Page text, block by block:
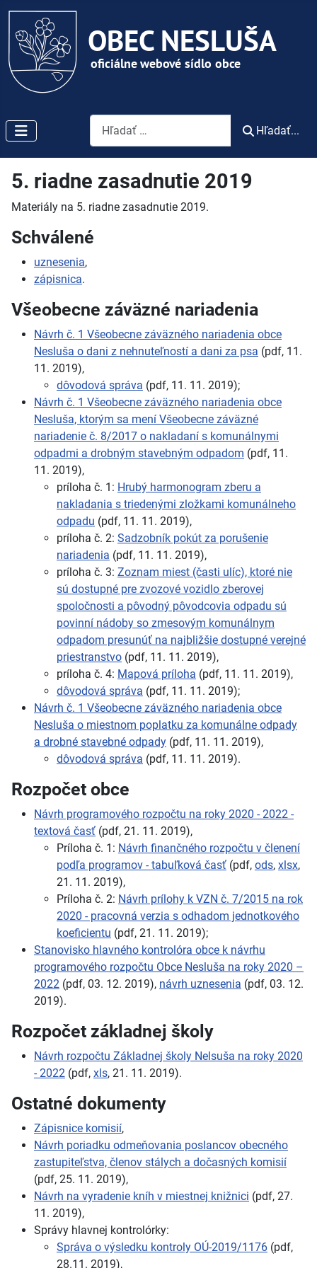
Vyhľadávanie
Hľadať...
5. riadne zasadnutie 2019
Materiály na 5. riadne zasadnutie 2019.
Schválené
uznesenia,
zápisnica.
Všeobecne záväzné nariadenia
Návrh č. 1 Všeobecne záväzného nariadenia obce
Nesluša o dani z nehnuteľností a dani za psa (pdf, 11.
11. 2019),
dôvodová správa (pdf, 11. 11. 2019);
Návrh č. 1 Všeobecne záväzného nariadenia obce
Nesluša, ktorým sa mení Všeobecne záväzné
nariadenie č. 8/2017 o nakladaní s komunálnymi
odpadmi a drobným stavebným odpadom (pdf, 11.
11. 2019),
príloha č. 1: Hrubý harmonogram zberu a
nakladania s triedenými zložkami komunálneho
odpadu (pdf, 11. 11. 2019),
príloha č. 2: Sadzobník pokút za porušenie
nariadenia (pdf, 11. 11. 2019),
príloha č. 3: Zoznam miest (časti ulíc), ktoré nie
sú dostupné pre zvozové vozidlo zberovej
spoločnosti a pôvodný pôvodcovia odpadu sú
povinní nádoby so zmesovým komunálnym
odpadom presunúť na najbližšie dostupné verejné
priestranstvo (pdf, 11. 11. 2019),
príloha č. 4: Mapová príloha (pdf, 11. 11. 2019),
dôvodová správa (pdf, 11. 11. 2019);
Návrh č. 1 Všeobecne záväzného nariadenia obce
Nesluša o miestnom poplatku za komunálne odpady
a drobné stavebné odpady (pdf, 11. 11. 2019),
dôvodová správa (pdf, 11. 11. 2019).
Rozpočet obce
Návrh programového rozpočtu na roky 2020 - 2022 -
textová časť (pdf, 21. 11. 2019),
Príloha č. 1: Návrh finančného rozpočtu v členení
podľa programov - tabuľková časť (pdf, ods, xlsx,
21. 11. 2019),
Príloha č. 2: Návrh prílohy k VZN č. 7/2015 na rok
2020 - pracovná verzia s odhadom jednotkového
koeficientu (pdf, 21. 11. 2019);
Stanovisko hlavného kontrolóra obce k návrhu
programového rozpočtu Obce Nesluša na roky 2020 –
2022 (pdf, 03. 12. 2019), návrh uznesenia (pdf, 03. 12.
2019).
Rozpočet základnej školy
Návrh rozpočtu Základnej školy Nelsuša na roky 2020
- 2022 (pdf, xls, 21. 11. 2019).
Ostatné dokumenty
Zápisnice komisií,
Návrh poriadku odmeňovania poslancov obecného
zastupiteľstva, členov stálych a dočasných komisií
(pdf, 25. 11. 2019),
Návrh na vyradenie kníh v miestnej knižnici (pdf, 27.
11. 2019),
Správy hlavnej kontrolórky:
Správa o výsledku kontroly OÚ-2019/1176 (pdf,
28.11. 2019),